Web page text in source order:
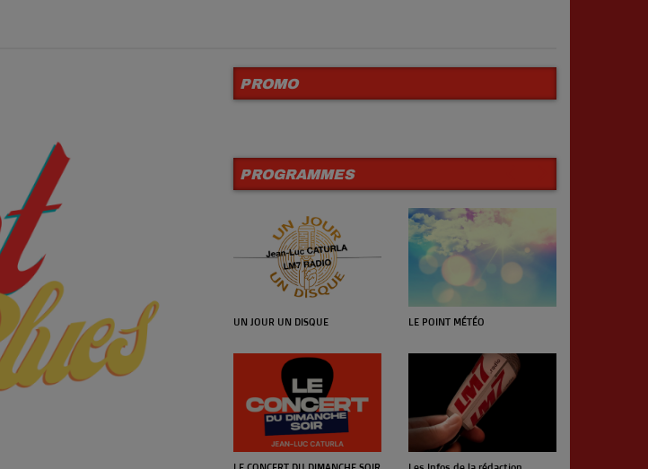
PROMO
PROGRAMMES
DEEPINSIDE (Reprise en
septembre)
UN JOUR UN DISQUE LE POINT MÉTÉO